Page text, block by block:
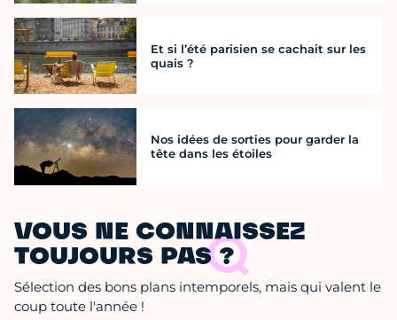
Et si l’été parisien se cachait sur les
quais ?
Nos idées de sorties pour garder la
tête dans les étoiles
VOUS NE CONNAISSEZ
TOUJOURS PAS ?
Sélection des bons plans intemporels, mais qui valent le
coup toute l'année !